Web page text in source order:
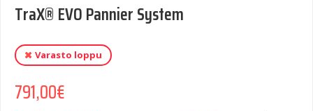
TraX® EVO Pannier System
Varasto loppu
791,00€